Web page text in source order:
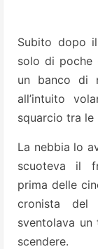
Subito dopo
solo di poche
un banco di
all’intuito
squarcio tra le
La nebbia lo
scuoteva il
prima delle
cronista del
sventolava
scendere.